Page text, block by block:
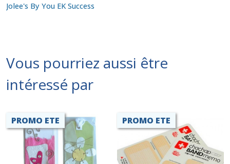
Jolee's By You EK Success
Vous pourriez aussi être
intéressé par
PROMO ETE PROMO ETE